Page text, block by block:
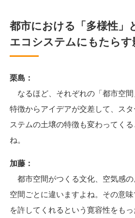
都市における「多様性」
エコシステムにもたらす
栗島：
なるほど、それぞれの「都市空
特徴からアイデアが交差して、ス
ステムの土壌の特徴も変わってく
ね。
加藤：
都市空間がつくる文化、空気感
空間ごとに違いますよね。その意
を許してくれるという寛容性をも